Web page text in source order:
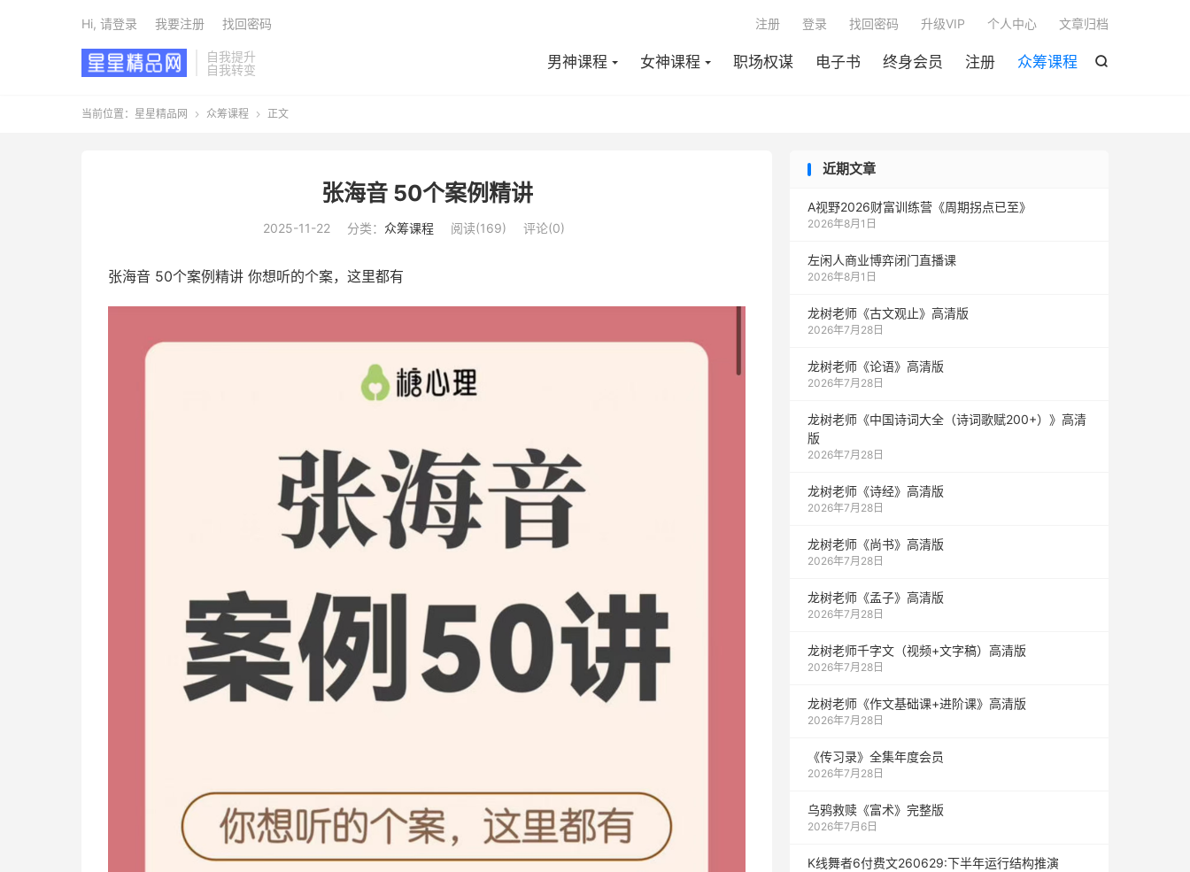
自我提升
自我转变

男神课程 女神课程 职场权谋 电子书 终身会员 注册 众筹课程
注册 登录 找回密码 升级VIP 个人中心 文章归档
Hi, 请登录 我要注册 找回密码
当前位置： 星星精品网  众筹课程  正文
张海音 50个案例精讲
2025-11-22 分类： 众筹课程 阅读(169) 评论(0)
张海音 50个案例精讲 你想听的个案，这里都有
近期文章
A视野2026财富训练营《周期拐点已至》
2026年8月1日
左闲人商业博弈闭门直播课
2026年8月1日
龙树老师《古文观止》高清版
2026年7月28日
龙树老师《论语》高清版
2026年7月28日
龙树老师《中国诗词大全（诗词歌赋200+）》高清
版
2026年7月28日
龙树老师《诗经》高清版
2026年7月28日
龙树老师《尚书》高清版
2026年7月28日
龙树老师《孟子》高清版
2026年7月28日
龙树老师千字文（视频+文字稿）高清版
2026年7月28日
龙树老师《作文基础课+进阶课》高清版
2026年7月28日
《传习录》全集年度会员
2026年7月28日
乌鸦救赎《富术》完整版
2026年7月6日
K线舞者6付费文260629:下半年运行结构推演